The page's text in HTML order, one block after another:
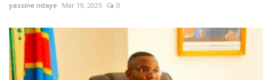
yassine ndaye Mar 19, 2025 0